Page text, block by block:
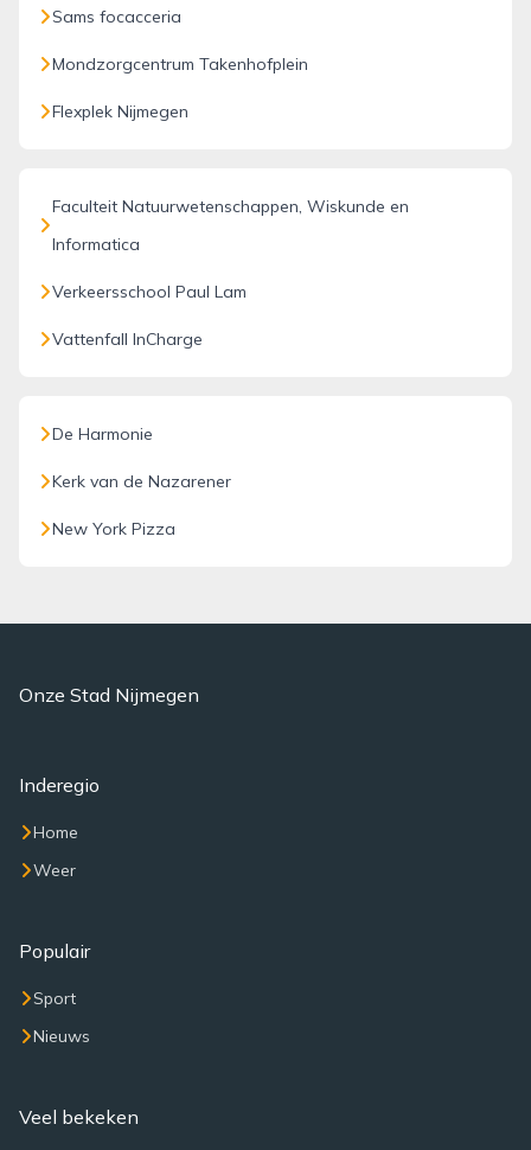
Sams focacceria
Mondzorgcentrum Takenhofplein
Flexplek Nijmegen
Faculteit Natuurwetenschappen, Wiskunde en
Informatica
Verkeersschool Paul Lam
Vattenfall InCharge
De Harmonie
Kerk van de Nazarener
New York Pizza
Onze Stad Nijmegen
Inderegio
Home
Weer
Populair
Sport
Nieuws
Veel bekeken